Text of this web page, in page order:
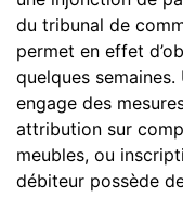
du tribunal de
permet en effet
quelques
engage des
attribution sur
meubles, ou
débiteur possède